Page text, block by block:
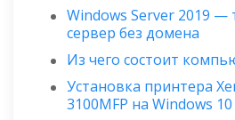
Windows Server 2019
сервер без домена
Из чего состоит
Установка принтера
3100MFP на Windows 10